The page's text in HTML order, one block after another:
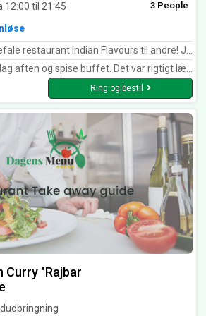
12:00 til 21:45 3 People
absolut rimelig, man får noget for pengene her! Jeg fik også god betjening af en sød ung kvinde! Alt i alt en god spiseoplevelse, som jeg nok vil prøve igen, for at smage på de mange andre vegetarretter!
fik jeg en kop chai :) dejligt sted. Der står på døren at det ene lokale lejes ud, men det betyder ikke at restauranten er lukket. Den er åben og lækker.
Ring og bestil
Curry "Rajbar